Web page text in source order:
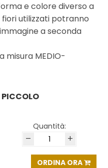
e colore diverso a
utilizzati potranno
a seconda
misura MEDIO-
Quantità:
– +
ORDINA ORA